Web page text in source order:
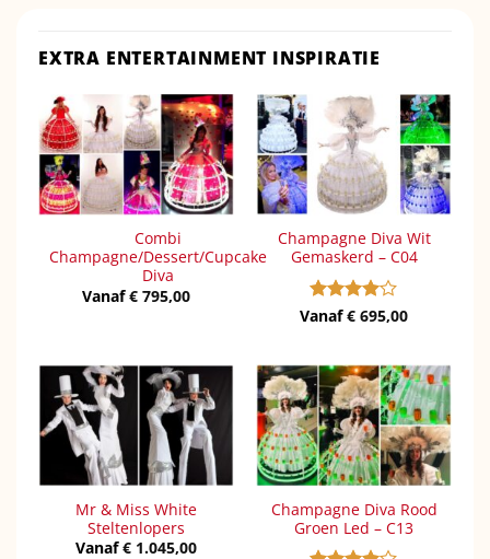
EXTRA ENTERTAINMENT INSPIRATIE
Combi
Champagne/Dessert/Cupcake
Diva
Vanaf€ 795,00
Champagne Diva Wit
Gemaskerd – C04
Gewaardeerd
Vanaf€ 695,00
Mr & Miss White
Steltenlopers
Vanaf€ 1.045,00
Champagne Diva Rood
Groen Led – C13